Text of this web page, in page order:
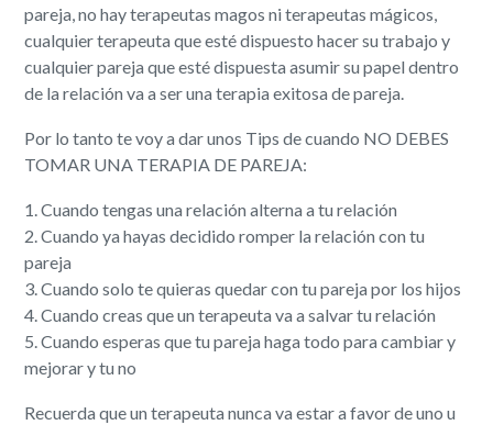
pareja, no hay terapeutas magos ni terapeutas mágicos,
cualquier terapeuta que esté dispuesto hacer su trabajo y
cualquier pareja que esté dispuesta asumir su papel dentro
de la relación va a ser una terapia exitosa de pareja.
Por lo tanto te voy a dar unos Tips de cuando NO DEBES
TOMAR UNA TERAPIA DE PAREJA:
1. Cuando tengas una relación alterna a tu relación
2. Cuando ya hayas decidido romper la relación con tu
pareja
3. Cuando solo te quieras quedar con tu pareja por los hijos
4. Cuando creas que un terapeuta va a salvar tu relación
5. Cuando esperas que tu pareja haga todo para cambiar y
mejorar y tu no
Recuerda que un terapeuta nunca va estar a favor de uno u